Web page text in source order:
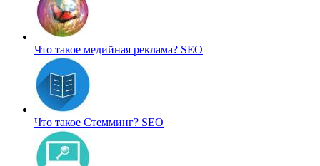
Что такое медийная реклама? SEO
Что такое Стемминг? SEO